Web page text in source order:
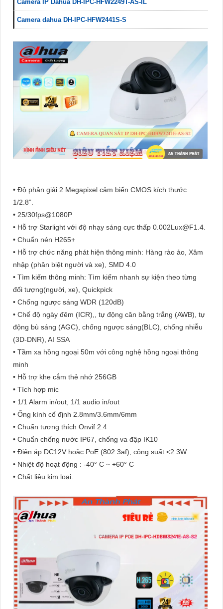
Camera IP Dahua DH-IPC-HFW2249T-AS-IL
Camera dahua DH-IPC-HFW2441S-S
• Độ phân giải 2 Megapixel cảm biến CMOS kích thước
1/2.8”.
• 25/30fps@1080P
• Hỗ trợ Starlight với độ nhạy sáng cực thấp 0.002Lux@F1.4.
• Chuẩn nén H265+
• Hỗ trợ chức năng phát hiện thông minh: Hàng rào ảo, Xâm
nhập (phân biệt người và xe), SMD 4.0
• Tìm kiếm thông minh: Tìm kiếm nhanh sự kiện theo từng
đối tượng(người, xe), Quickpick
• Chống ngược sáng WDR (120dB)
• Chế độ ngày đêm (ICR),, tự động cân bằng trắng (AWB), tự
động bù sáng (AGC), chống ngược sáng(BLC), chống nhiễu
(3D-DNR), AI SSA
• Tầm xa hồng ngoại 50m với công nghệ hồng ngoại thông
minh
• Hỗ trợ khe cắm thẻ nhớ 256GB
• Tích hợp mic
• 1/1 Alarm in/out, 1/1 audio in/out
• Ống kính cố định 2.8mm/3.6mm/6mm
• Chuẩn tương thích Onvif 2.4
• Chuẩn chống nước IP67, chống va đập IK10
• Điện áp DC12V hoặc PoE (802.3af), công suất <2.3W
• Nhiệt độ hoạt động : -40° C ~ +60° C
• Chất liệu kim loại.